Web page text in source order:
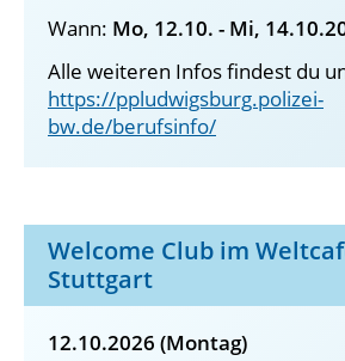
Wann: Mo, 12.10. - Mi,
Alle weiteren Infos findest du
https://ppludwigsburg.polizei-
bw.de/berufsinfo/
Welcome Club im
Stuttgart
12.10.2026 (Montag)